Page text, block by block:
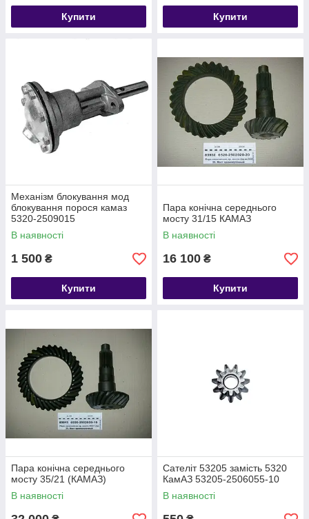
Купити Купити
Механізм блокування мод
блокування порося камаз
5320-2509015
В наявності
1 500 ₴
Купити
Пара конічна середнього
мосту 31/15 КАМАЗ
В наявності
16 100 ₴
Купити
Пара конічна середнього
мосту 35/21 (КАМАЗ)
В наявності
Сателіт 53205 замість 5320
КамАЗ 53205-2506055-10
В наявності